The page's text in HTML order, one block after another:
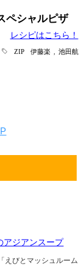
ペシャルピザ
レシピはこちら！
ZIP 伊藤楽 池田航
アジアンスープ
えびとマッシュルーム